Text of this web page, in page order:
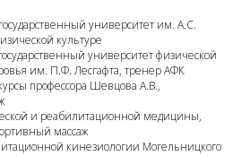
университет им. А.С.
культуре
университет физической
им. П.Ф. Лесгафта, тренер АФК
профессора Шевцова А.В.,
и реабилитационной медицины,
массаж
кинезиологии Могельницкого